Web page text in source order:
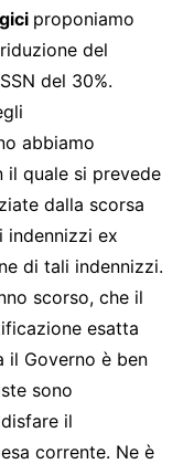
proponiamo
del
del 30%.
abbiamo
il quale si prevede
dalla scorsa
indennizzi ex
di tali indennizzi.
scorso, che il
esatta
il Governo è ben
sono
il
corrente. Ne è